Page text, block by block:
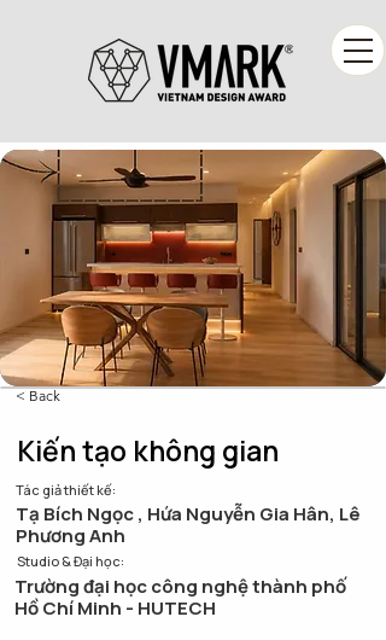
< Back
Kiến tạo không gian
Tác giả thiết kế:
Tạ Bích Ngọc , Hứa Nguyễn Gia Hân, Lê
Phương Anh
Studio & Đại học:
Trường đại học công nghệ thành phố
Hồ Chí Minh - HUTECH